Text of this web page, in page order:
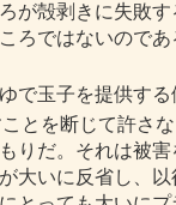
が殻剥きに失敗
ろではないのであ
で玉子を提供す
ことを断じて許さ
りだ。それは被
大いに反省し、